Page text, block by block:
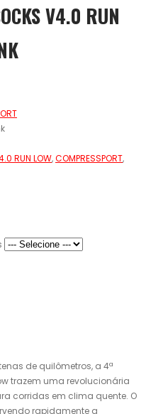
V4.0 RUN
RUN LOW,COMPRESSPORT,
de quilômetros, a 4ª
trazem uma revolucionária
corridas em clima quente. O
rapidamente a